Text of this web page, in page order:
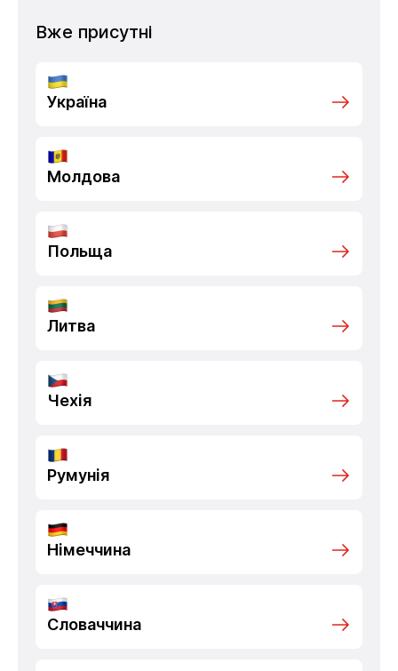
Вже присутні
Україна
Молдова
Польща
Литва
Чехія
Румунія
Німеччина
Словаччина